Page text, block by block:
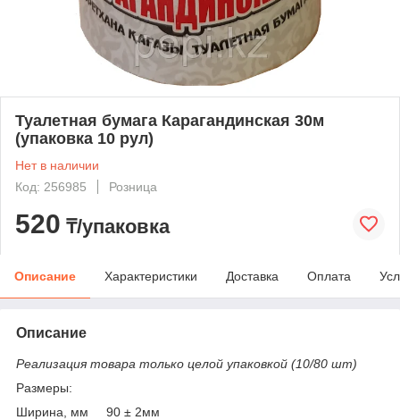
Туалетная бумага Карагандинская 30м
(упаковка 10 рул)
Нет в наличии
Код: 256985
Розница
520 ₸/упаковка
Описание Характеристики Доставка Оплата
Описание
Реализация товара только целой упаковкой (10/80 шт)
Размеры:
Ширина, мм 90 ± 2мм